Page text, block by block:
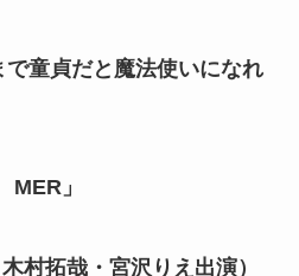
で童貞だと魔法使いになれ
」
村拓哉・宮沢りえ出演）